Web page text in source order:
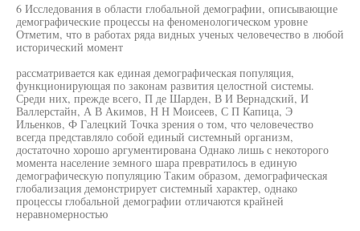
6 Исследования в области глобальной демографии, описывающие
демографические процессы на феноменологическом уровне
Отметим, что в работах ряда видных ученых человечество в любой
исторический момент
рассматривается как единая демографическая популяция,
функционирующая по законам развития целостной системы.
Среди них, прежде всего, П де Шарден, В И Вернадский, И
Валлерстайн, А В Акимов, Н Н Моисеев, С П Капица, Э
Ильенков, Ф Галецкий Точка зрения о том, что человечество
всегда представляло собой единый системный организм,
достаточно хорошо аргументирована Однако лишь с некоторого
момента население земного шара превратилось в единую
демографическую популяцию Таким образом, демографическая
глобализация демонстрирует системный характер, однако
процессы глобальной демографии отличаются крайней
неравномерностью